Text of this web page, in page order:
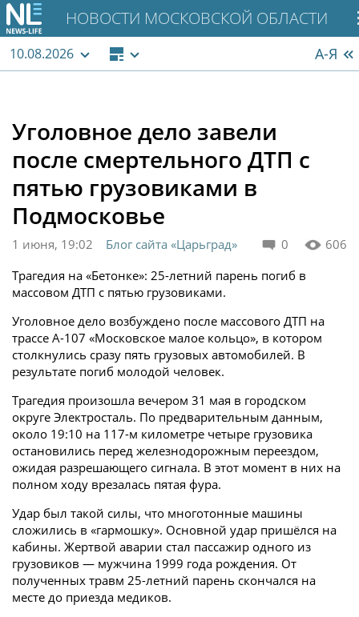
НОВОСТИ МОСКОВСКОЙ ОБЛАСТИ
10.08.2026 А-Я
Уголовное дело завели
после смертельного ДТП с
пятью грузовиками в
Подмосковье
0 606
1 июня, 19:02
Блог сайта «Царьград»
Трагедия на «Бетонке»: 25-летний парень погиб в
массовом ДТП с пятью грузовиками.
Уголовное дело возбуждено после массового ДТП на
трассе А-107 «Московское малое кольцо», в котором
столкнулись сразу пять грузовых автомобилей. В
результате погиб молодой человек.
Трагедия произошла вечером 31 мая в городском
округе Электросталь. По предварительным данным,
около 19:10 на 117-м километре четыре грузовика
остановились перед железнодорожным переездом,
ожидая разрешающего сигнала. В этот момент в них на
полном ходу врезалась пятая фура.
Удар был такой силы, что многотонные машины
сложились в «гармошку». Основной удар пришёлся на
кабины. Жертвой аварии стал пассажир одного из
грузовиков — мужчина 1999 года рождения. От
полученных травм 25-летний парень скончался на
месте до приезда медиков.